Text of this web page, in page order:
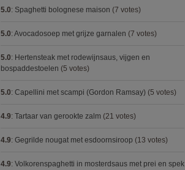
5.0: Spaghetti bolognese maison (7 votes)
5.0: Avocadosoep met grijze garnalen (7 votes)
5.0: Hertensteak met rodewijnsaus, vijgen en
bospaddestoelen (5 votes)
5.0: Capellini met scampi (Gordon Ramsay) (5 votes)
4.9: Tartaar van gerookte zalm (21 votes)
4.9: Gegrilde nougat met esdoornsiroop (13 votes)
4.9: Volkorenspaghetti in mosterdsaus met prei en spek